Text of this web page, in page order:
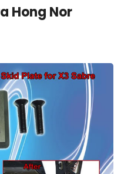
Hong Nor